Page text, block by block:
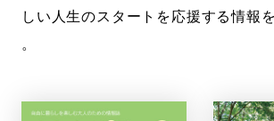
しい人生のスタートを応援する情報
。